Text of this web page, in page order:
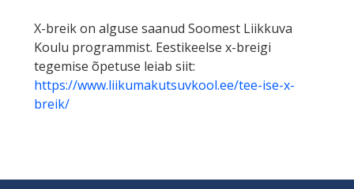
X-breik on alguse saanud Soomest Liikkuva
Koulu programmist. Eestikeelse x-breigi
tegemise õpetuse leiab siit:
https://www.liikumakutsuvkool.ee/tee-ise-x-
breik/